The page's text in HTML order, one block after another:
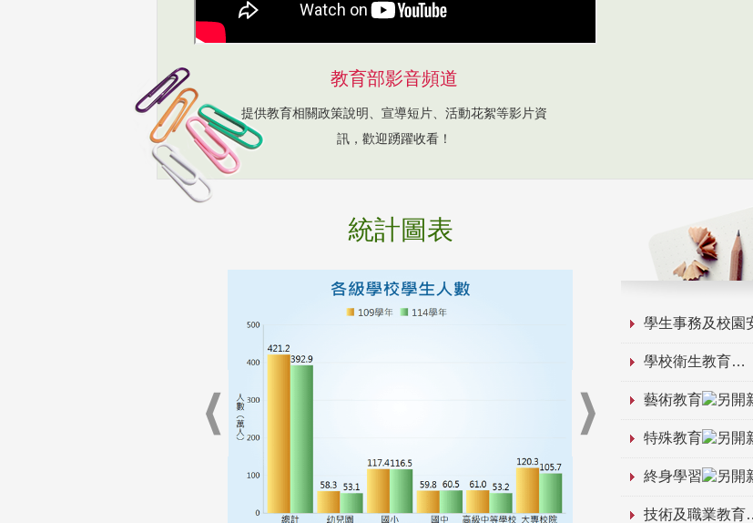
教育部影音頻道
提供教育相關政策說明、宣導短片、活動花絮等影片資
訊，歡迎踴躍收看！
統計圖表
學生事務及校園
學校衛生教育
藝術教育
特殊教育
終身學習
技術及職業教育